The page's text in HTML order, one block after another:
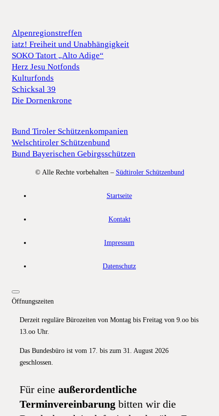
Alpenregionstreffen
iatz! Freiheit und Unabhängigkeit
SOKO Tatort „Alto Adige“
Herz Jesu Notfonds
Kulturfonds
Schicksal 39
Die Dornenkrone
Bund Tiroler Schützenkompanien
Welschtiroler Schützenbund
Bund Bayerischen Gebirgsschützen
© Alle Rechte vorbehalten – Südtiroler Schützenbund
Startseite
Kontakt
Impressum
Datenschutz
Öffnungszeiten
Derzeit reguläre Bürozeiten von Montag bis Freitag von 9.oo bis
13.oo Uhr.
Das Bundesbüro ist vom 17. bis zum 31. August 2026
geschlossen.
Für eine außerordentliche
Terminvereinbarung bitten wir die